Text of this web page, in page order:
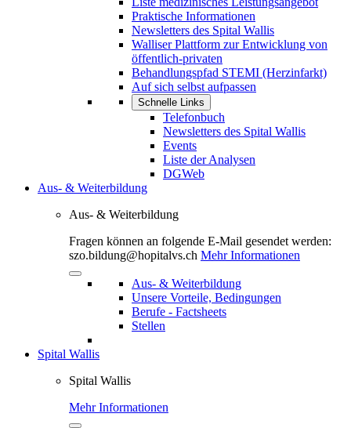
Praktische Informationen
Newsletters des Spital Wallis
Walliser Plattform zur Entwicklung von
öffentlich-privaten
Behandlungspfad STEMI (Herzinfarkt)
Auf sich selbst aufpassen
Schnelle Links
Telefonbuch
Newsletters des Spital Wallis
Events
Liste der Analysen
DGWeb
Aus- & Weiterbildung
Aus- & Weiterbildung
Fragen können an folgende E-Mail gesendet werden:
szo.bildung@hopitalvs.ch Mehr Informationen
Aus- & Weiterbildung
Unsere Vorteile, Bedingungen
Berufe - Factsheets
Stellen
Spital Wallis
Spital Wallis
Mehr Informationen